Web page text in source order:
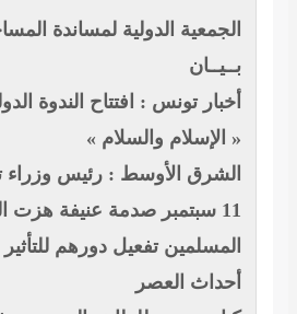
الجمعية الدولية لمساندة
بــيــان
أخبار تونس : افتتاح الندوة
« الإسلام والسلام »
الشرق الأوسط : رئيس
11 سبتمبر صدمة عنيفة هزت
المسلمين تفعيل دورهم
أحداث العصر